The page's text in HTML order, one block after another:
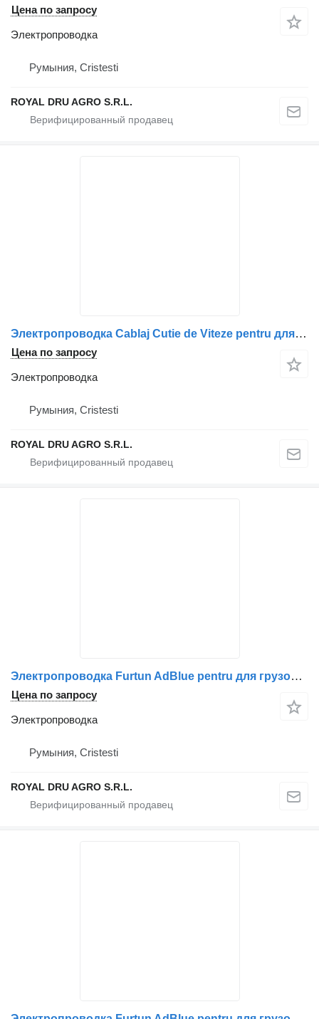
Цена по запросу
Электропроводка
Румыния, Cristesti
ROYAL DRU AGRO S.R.L.
Электропроводка Cablaj Cutie de Viteze pentru для грузовика Volvo
Цена по запросу
Электропроводка
Румыния, Cristesti
ROYAL DRU AGRO S.R.L.
Электропроводка Furtun AdBlue pentru для грузовика Scania 2575107-11
Цена по запросу
Электропроводка
Румыния, Cristesti
ROYAL DRU AGRO S.R.L.